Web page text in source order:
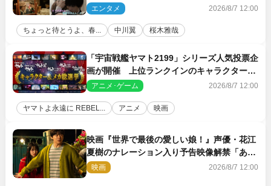
ED主題歌に決定！
エンタメ 2026/8/7 12:00
ちょっと待とうよ、春... 中川翼 桜木雅哉
「宇宙戦艦ヤマト2199」シリーズ人気投票企
画が開催 上位ランクインのキャラクター＆
メカは新規描き下ろしイラストを制作
アニメ･ゲーム 2026/8/7 12:00
ヤマトよ永遠に REBEL... アニメ 映画
映画『世界で最後の愛しい娘！』声優・花江
夏樹のナレーション入り予告映像解禁「あふ
れ出る温かさに涙が止まらない！」
映画 2026/8/7 12:00